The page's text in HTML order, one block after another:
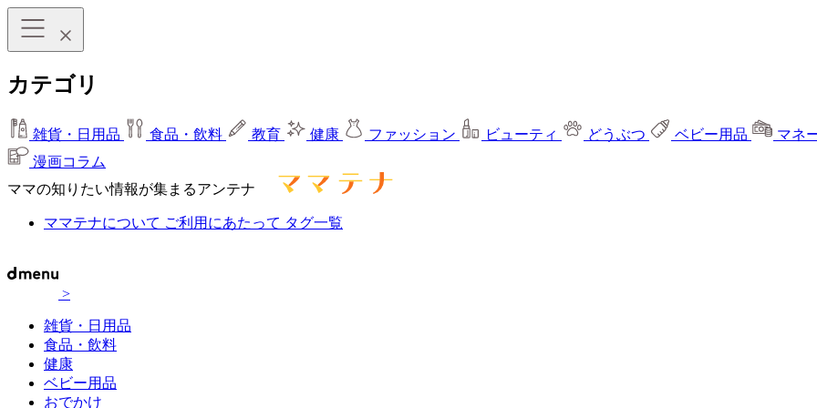
カテゴリ
雑貨・日用品 食品・飲料 教育 健康 ファッション ビューティ どうぶつ ベビー用品
マネ
漫画コラム
ママの知りたい情報が集まるアンテナ
ママテナについて ご利用にあたって タグ一覧
>
雑貨・日用品
食品・飲料
健康
ベビー用品
おでかけ